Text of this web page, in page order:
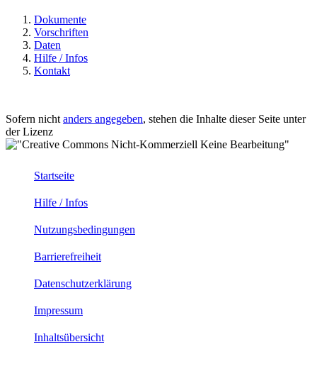
Dokumente
Vorschriften
Daten
Hilfe / Infos
Kontakt
Sofern nicht anders angegeben, stehen die Inhalte dieser Seite unter
der Lizenz
Startseite
Hilfe / Infos
Nutzungsbedingungen
Barrierefreiheit
Datenschutzerklärung
Impressum
Inhaltsübersicht